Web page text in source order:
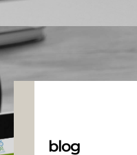
blog